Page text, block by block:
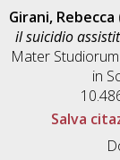
Girani, Rebecca
il suicidio
Mater
in
Salva